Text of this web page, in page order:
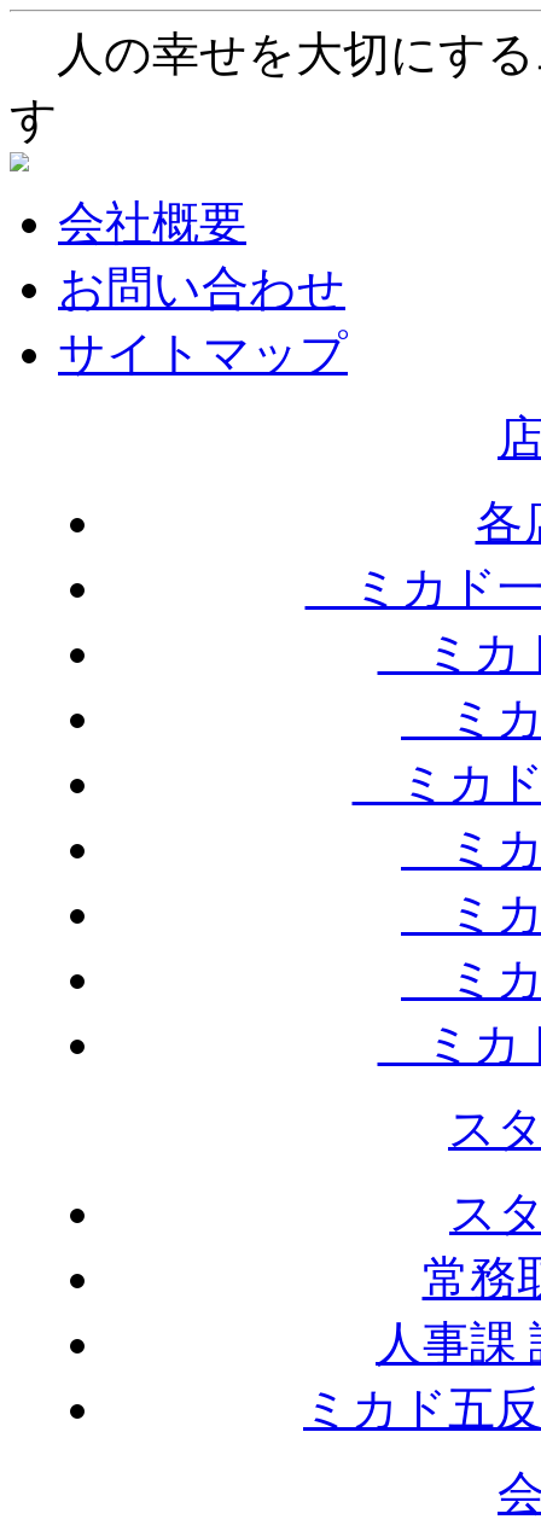
人の幸せを大切にす
す
会社概要
お問い合わせ
サイトマップ
各
ミカド
ミカ
ミカ
ミカド
ミカ
ミカ
ミカ
ミカ
ス
ス
常務
人事課
ミカド五